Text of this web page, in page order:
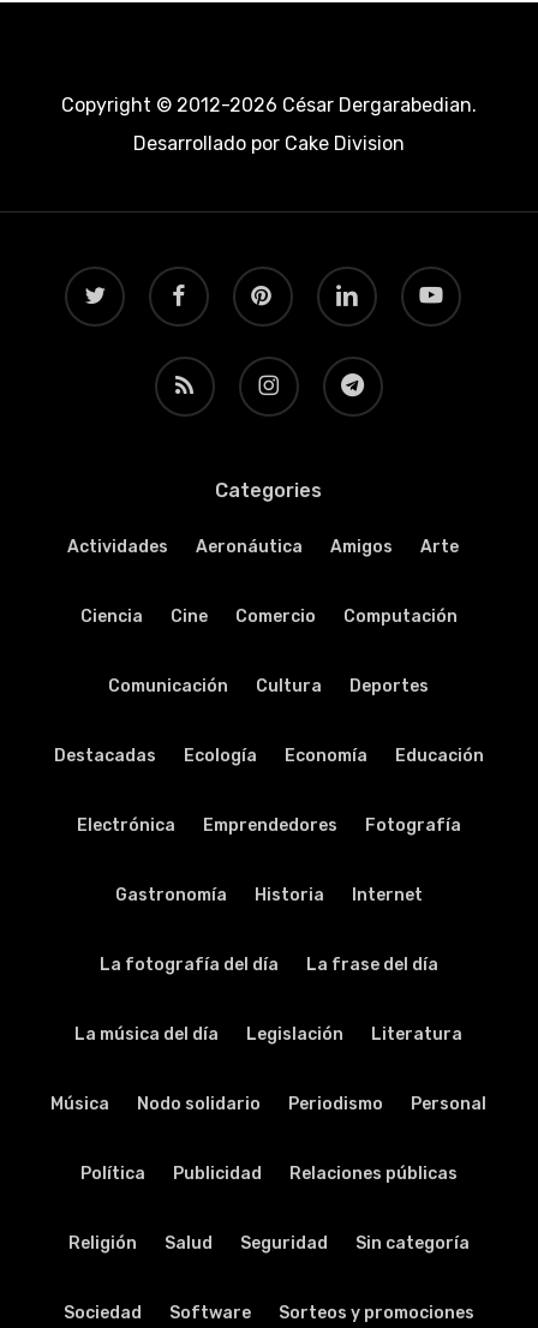
Copyright © 2012-2026 César Dergarabedian.
Desarrollado porCake Division
twitter facebook pinterest linkedin youtube
RSS instagram telegram
Categories
Actividades Aeronáutica Amigos Arte
Ciencia Cine Comercio Computación
Comunicación Cultura Deportes
Destacadas Ecología Economía Educación
Electrónica Emprendedores Fotografía
Gastronomía Historia Internet
La fotografía del día La frase del día
La música del día Legislación Literatura
Música Nodo solidario Periodismo Personal
Política Publicidad Relaciones públicas
Religión Salud Seguridad Sin categoría
Sociedad Software Sorteos y promociones